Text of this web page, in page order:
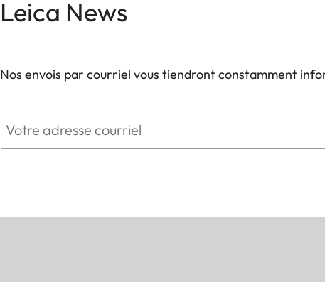
Leica News
Nos envois par courriel vous tiendront constamment